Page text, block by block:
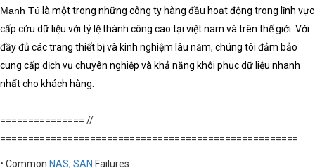
Mạnh Tú là một trong những công ty hàng đầu hoạt động trong lĩnh vực
cấp cứu dữ liệu với tỷ lệ thành công cao tại việt nam và trên thế giới. Với
đầy đủ các trang thiết bị và kinh nghiệm lâu năm, chúng tôi đảm bảo
cung cấp dịch vụ chuyên nghiệp và khả năng khôi phục dữ liệu nhanh
nhất cho khách hàng.
=============== //
=====================================================
• Common NAS, SAN Failures.